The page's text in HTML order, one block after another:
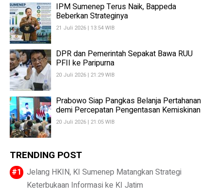
IPM Sumenep Terus Naik, Bappeda
Beberkan Strateginya
21 Juli 2026 | 13:54 WIB
DPR dan Pemerintah Sepakat Bawa RUU
PFII ke Paripurna
20 Juli 2026 | 21:29 WIB
Prabowo Siap Pangkas Belanja Pertahanan
demi Percepatan Pengentasan Kemiskinan
20 Juli 2026 | 21:05 WIB
TRENDING POST
Jelang HKIN, KI Sumenep Matangkan Strategi
Keterbukaan Informasi ke KI Jatim